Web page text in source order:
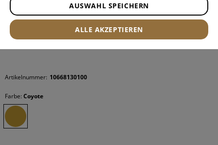
Artikelnummer: 10668130100
Farbe: Coyote
AUSWAHL SPEICHERN
ALLE AKZEPTIEREN